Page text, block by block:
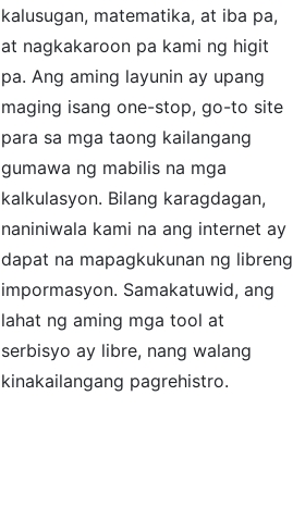
kalusugan, matematika, at iba pa,
at nagkakaroon pa kami ng higit
pa. Ang aming layunin ay upang
maging isang one-stop, go-to site
para sa mga taong kailangang
gumawa ng mabilis na mga
kalkulasyon. Bilang karagdagan,
naniniwala kami na ang internet ay
dapat na mapagkukunan ng libreng
impormasyon. Samakatuwid, ang
lahat ng aming mga tool at
serbisyo ay libre, nang walang
kinakailangang pagrehistro.